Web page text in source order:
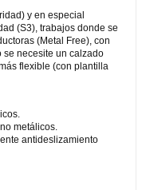
y en especial
(S3), trabajos donde se
(Metal Free), con
se necesite un calzado
flexible (con plantilla
metálicos.
antideslizamiento